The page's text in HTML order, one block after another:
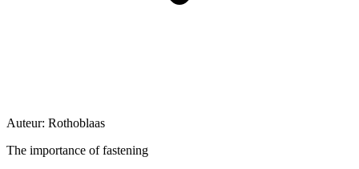
Auteur: Rothoblaas
The importance of fastening